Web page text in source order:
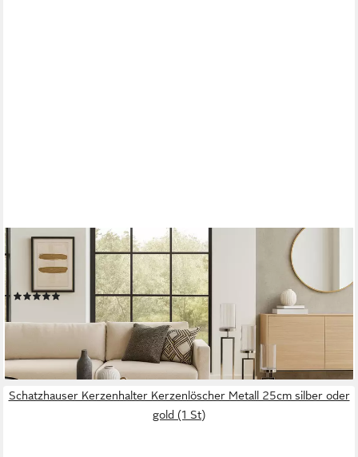
MOEBEL-DIREKT-ONLINE
Standkerzenhalter 3teiliges Kerzenhalter-Set (Spar-Set, 3er-
Set), aus Metall, individuell einsetzbar, runder Kerzenteller
(1)
(23,33 €/ 1 Stk)
lieferbar - in 6-7 Werktagen bei dir
Schatzhauser Kerzenhalter Kerzenlöscher Metall 25cm silber oder
gold (1 St)